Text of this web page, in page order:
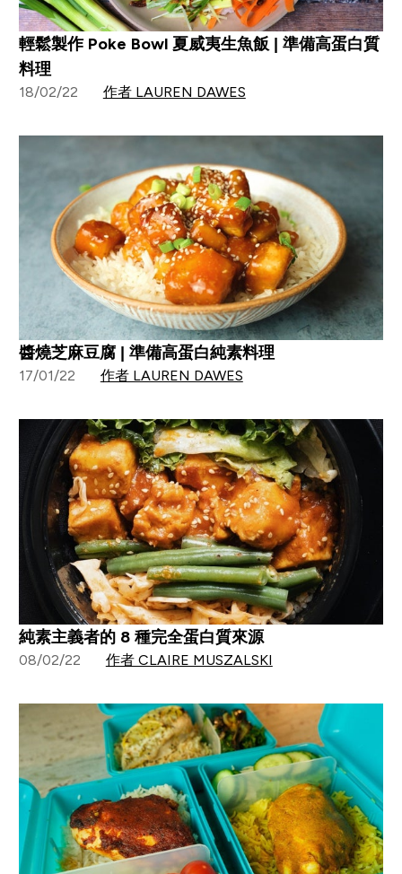
輕鬆製作 Poke Bowl 夏威夷生魚飯 | 準備高蛋白質
料理
18/02/22 作者 LAUREN DAWES
醬燒芝麻豆腐 | 準備高蛋白純素料理
17/01/22 作者 LAUREN DAWES
純素主義者的 8 種完全蛋白質來源
08/02/22 作者 CLAIRE MUSZALSKI